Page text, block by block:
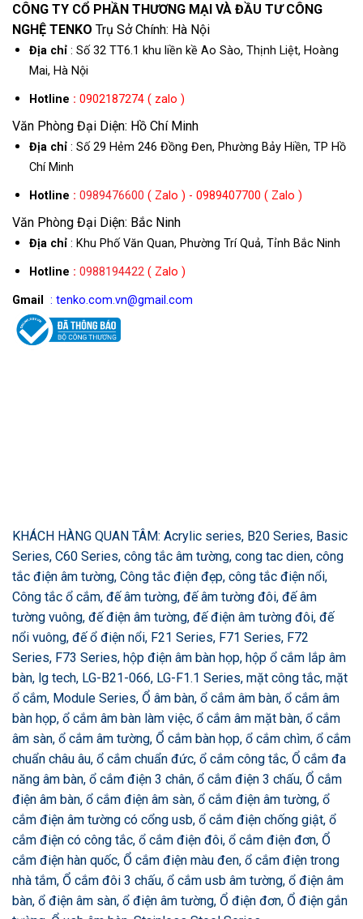
CÔNG TY CỔ PHẦN THƯƠNG MẠI VÀ ĐẦU TƯ CÔNG
NGHỆ TENKO Trụ Sở Chính: Hà Nội
Địa chỉ: Số 32 TT6.1 khu liền kề Ao Sào, Thịnh Liệt, Hoàng
Mai, Hà Nội
Hotline : 0902187274 ( zalo )
Văn Phòng Đại Diện: Hồ Chí Minh
Địa chỉ: Số 29 Hẻm 246 Đồng Đen, Phường Bảy Hiền, TP Hồ
Chí Minh
Hotline : 0989476600 ( Zalo ) - 0989407700 ( Zalo )
Văn Phòng Đại Diện: Bắc Ninh
Địa chỉ: Khu Phố Văn Quan, Phường Trí Quả, Tỉnh Bắc Ninh
Hotline : 0988194422( Zalo )
Gmail : tenko.com.vn@gmail.com
KHÁCH HÀNG QUAN TÂM: Acrylic series, B20 Series, Basic
Series, C60 Series, công tắc âm tường, cong tac dien, công
tắc điện âm tường, Công tắc điện đẹp, công tắc điện nổi,
Công tắc ổ cắm, đế âm tường, đế âm tường đôi, đế âm
tường vuông, đế điện âm tường, đế điện âm tường đôi, đế
nổi vuông, đế ổ điện nổi, F21 Series, F71 Series, F72
Series, F73 Series, hộp điện âm bàn họp, hộp ổ cắm lắp âm
bàn, lg tech, LG-B21-066, LG-F1.1 Series, mặt công tắc, mặt
ổ cắm, Module Series, Ổ âm bàn, ổ cắm âm bàn, ổ cắm âm
bàn họp, ổ cắm âm bàn làm việc, ổ cắm âm mặt bàn, ổ cắm
âm sàn, ổ cắm âm tường, Ổ cắm bàn họp, ổ cắm chìm, ổ cắm
chuẩn châu âu, ổ cắm chuẩn đức, ổ cắm công tắc, Ổ cắm đa
năng âm bàn, ổ cắm điện 3 chân, ổ cắm điện 3 chấu, Ổ cắm
điện âm bàn, ổ cắm điện âm sàn, ổ cắm điện âm tường, ổ
cắm điện âm tường có cổng usb, ổ cắm điện chống giật, ổ
cắm điện có công tắc, ổ cắm điện đôi, ổ cắm điện đơn, Ổ
cắm điện hàn quốc, Ổ cắm điện màu đen, ổ cắm điện trong
nhà tắm, Ổ cắm đôi 3 chấu, ổ cắm usb âm tường, ổ điện âm
bàn, ổ điện âm sàn, ổ điện âm tường, Ổ điện đơn, Ổ điện gắn